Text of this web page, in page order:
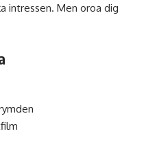
intressen. Men oroa dig